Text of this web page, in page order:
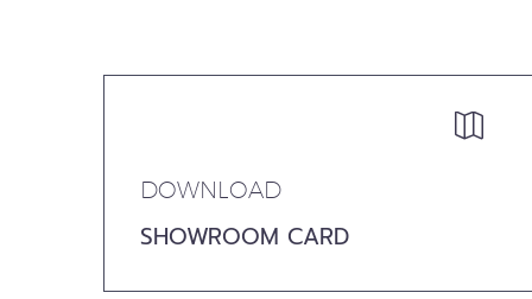


DOWNLOAD
SHOWROOM CARD